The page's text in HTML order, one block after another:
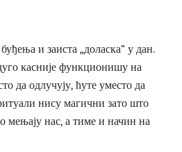
и заиста „доласка“ у дан.
касније функционишу на
да одлучују, ћуте уместо да
нису магични зато што
мењају нас, а тиме и начин на